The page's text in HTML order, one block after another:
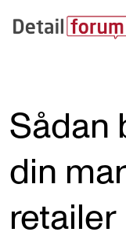
Sådan
din
retailer